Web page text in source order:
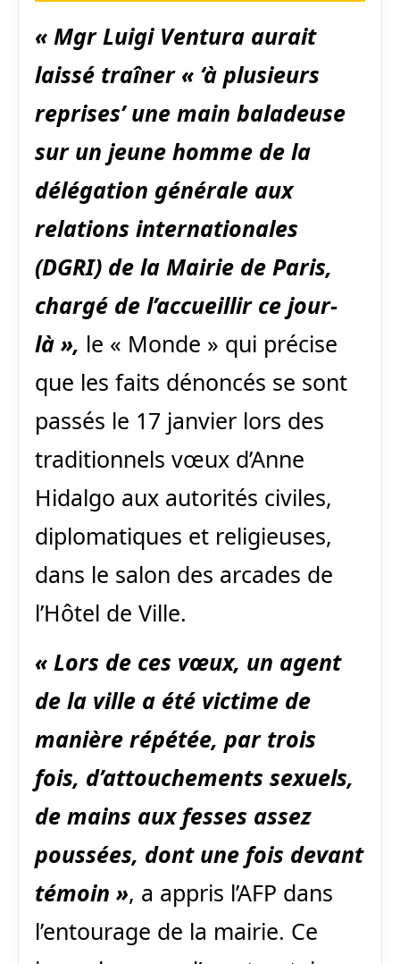
« Mgr Luigi Ventura aurait
laissé traîner « ‘à plusieurs
reprises’ une main baladeuse
sur un jeune homme de la
délégation générale aux
relations internationales
(DGRI) de la Mairie de Paris,
chargé de l’accueillir ce jour-
là », le « Monde » qui précise
que les faits dénoncés se sont
passés le 17 janvier lors des
traditionnels vœux d’Anne
Hidalgo aux autorités civiles,
diplomatiques et religieuses,
dans le salon des arcades de
l’Hôtel de Ville.
« Lors de ces vœux, un agent
de la ville a été victime de
manière répétée, par trois
fois, d’attouchements sexuels,
de mains aux fesses assez
poussées, dont une fois devant
témoin », a appris l’AFP dans
l’entourage de la mairie. Ce